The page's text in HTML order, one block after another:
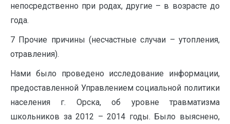
непосредственно при родах, другие – в возрасте до
года.
7 Прочие причины (несчастные случаи – утопления,
отравления).
Нами было проведено исследование информации,
предоставленной Управлением социальной политики
населения г. Орска, об уровне травматизма
школьников за 2012 – 2014 годы. Было выяснено,